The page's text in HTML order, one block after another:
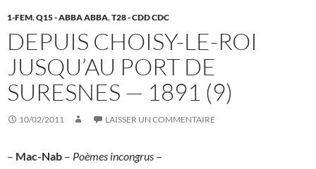
1-FEM,Q15 - ABBA ABBA,T28 - CDD CDC
DEPUIS CHOISY-LE-ROI
JUSQU’AU PORT DE
SURESNES — 1891 (9)
10/02/2011 LAISSER UN COMMENTAIRE
– Mac-Nab – Poèmes incongrus –